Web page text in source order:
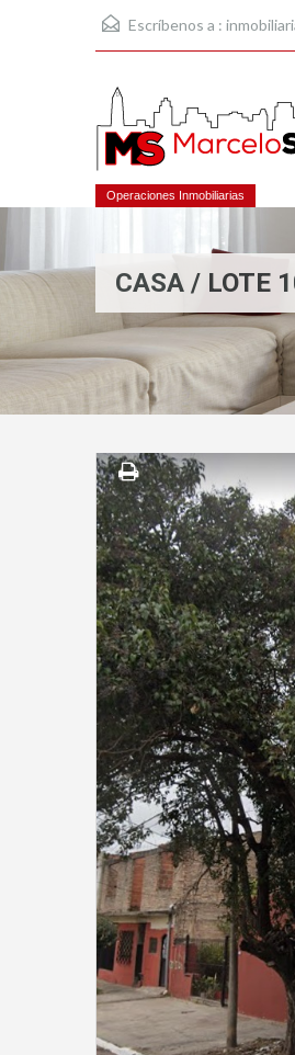
Escríbenos a :
Operaciones Inmobiliarias
CASA / LOTE